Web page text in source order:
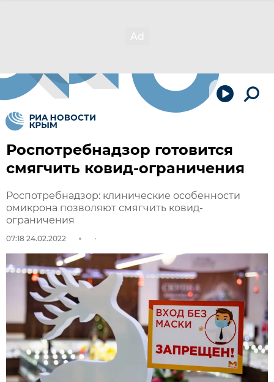
Роспотребнадзор готовится
смягчить ковид-ограничения
Роспотребнадзор: клинические особенности
омикрона позволяют смягчить ковид-
ограничения
07:18 24.02.2022